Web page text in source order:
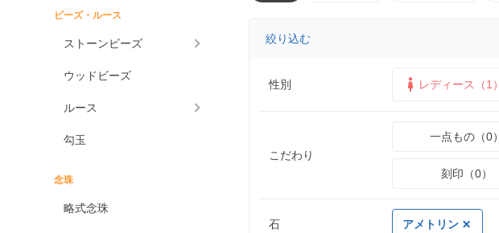
ビーズ・ルース
ストーンビーズ
ウッドビーズ
ルース
勾玉
念珠
略式念珠
絞り込む
性別 レディース（1）
こだわり
一点もの（0）
刻印（0）
石 アメトリン